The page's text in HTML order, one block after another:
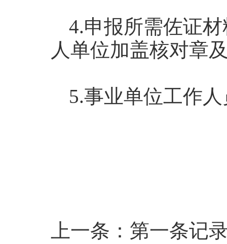
4.申报所需佐证
人单位加盖核对章
5.事业单位工作
上一条：第一条记